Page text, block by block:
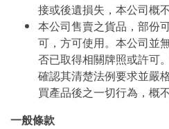
接或後遺損失，本公司概不
本公司售賣之貨品，部份
可，方可使用。本公司並
否已取得相關牌照或許可
確認其清楚法例要求並嚴
買產品後之一切行為，概不
一般條款